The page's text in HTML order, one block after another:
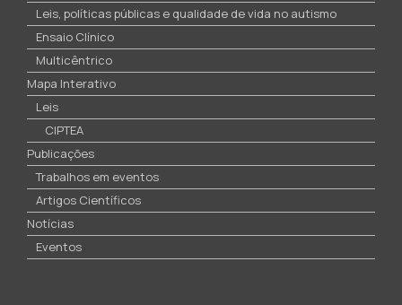
Leis, políticas públicas e qualidade de vida no autismo
Ensaio Clínico
Multicêntrico
Mapa Interativo
Leis
CIPTEA
Publicações
Trabalhos em eventos
Artigos Científicos
Notícias
Eventos